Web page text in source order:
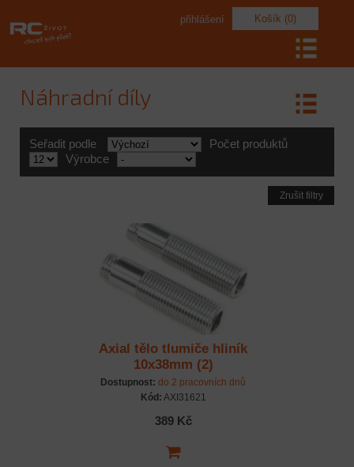
Košík (0)
přihlášení
Náhradní díly
Seřadit podle
Počet produktů
Výrobce
Zrušit filtry
Axial tělo tlumiče hliník
10x38mm (2)
Dostupnost: do 2 pracovních dnů
Kód: AXI31621
389 Kč